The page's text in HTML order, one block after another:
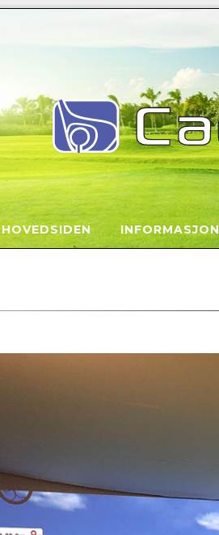
HOVEDSIDEN INFORMASJON